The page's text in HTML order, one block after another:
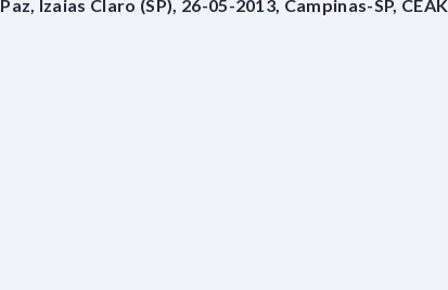
Izaias Claro (SP), 26-05-2013, Campinas-SP, CEAK